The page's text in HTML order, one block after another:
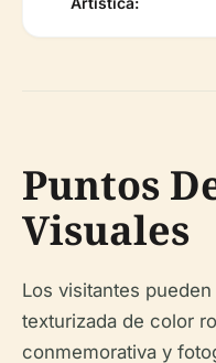
Puntos
Visuales
Los visitantes
texturizada de color
conmemorativa y